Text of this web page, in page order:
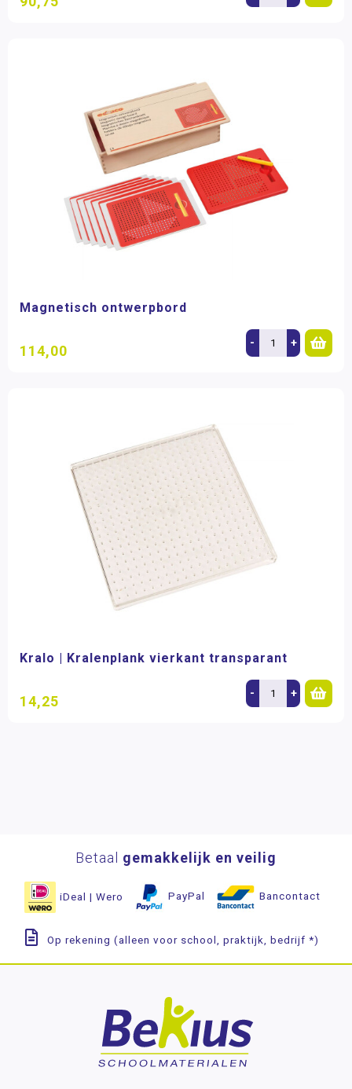
Magnetisch ontwerpbord
114,00 - +
Kralo | Kralenplank vierkant transparant
14,25 - +
Betaal gemakkelijk en veilig
iDeal | Wero PayPal Bancontact
Op rekening (alleen voor school, praktijk, bedrijf *)